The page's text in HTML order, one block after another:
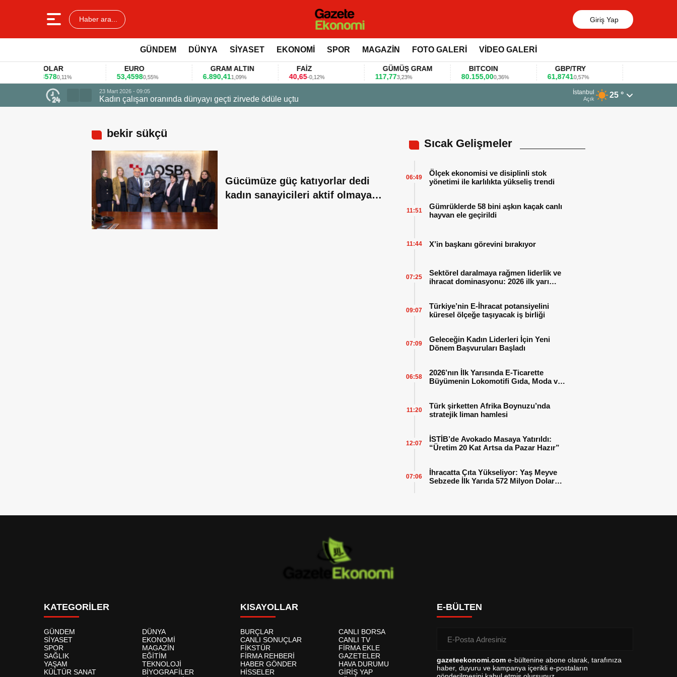
Haber ara... Giriş Yap
GÜNDEM DÜNYA SİYASET EKONOMİ SPOR MAGAZİN FOTO GALERİ VİDEO GALERİ
0,11%
EURO
53,45980,55%
GRAM ALTIN
6.890,411,09% -0,12%
GÜMÜŞ GRAM
117,773,23%
BITCOIN
80.155,000,36%
GBP/TRY
61,87410,57%
23 Mart 2026 - 09:05
Kadın çalışan oranında dünyayı geçti zirvede ödüle uçtu Firmalar gıda fuarlarını bu anket ile değerlendirdi
İstanbul
Açık 25 °
bekir sükçü
Gücümüze güç katıyorlar dedi
kadın sanayicileri aktif olmaya
Sıcak Gelişmeler
Ölçek ekonomisi ve disiplinli stok
yönetimi ile karlılıkta yükseliş trendi
06:49
Gümrüklerde 58 bini aşkın kaçak canlı
hayvan ele geçirildi
11:51
X’in başkanı görevini bırakıyor
11:44
Sektörel daralmaya rağmen liderlik ve
ihracat dominasyonu: 2026 ilk yarı
07:25
Türkiye’nin E-İhracat potansiyelini
küresel ölçeğe taşıyacak iş birliği
09:07
Geleceğin Kadın Liderleri İçin Yeni
Dönem Başvuruları Başladı
07:09
2026’nın İlk Yarısında E-Ticarette
Büyümenin Lokomotifi Gıda, Moda ve
06:58
Türk şirketten Afrika Boynuzu’nda
stratejik liman hamlesi
11:20
İSTİB’de Avokado Masaya Yatırıldı:
“Üretim 20 Kat Artsa da Pazar Hazır”
12:07
İhracatta Çıta Yükseliyor: Yaş Meyve
Sebzede İlk Yarıda 572 Milyon Dolar
07:06
KATEGORİLER
GÜNDEM
DÜNYA
SİYASET
EKONOMİ
SPOR
MAGAZİN
SAĞLIK
EĞİTİM
YAŞAM
TEKNOLOJİ
KÜLTÜR SANAT
BİYOGRAFİLER
KISAYOLLAR
BURÇLAR
CANLI BORSA
CANLI SONUÇLAR
CANLI TV
FİKSTÜR
FİRMA EKLE
FİRMA REHBERİ
GAZETELER
HABER GÖNDER
HAVA DURUMU
HİSSELER
GİRİŞ YAP
E-BÜLTEN
gazeteekonomi.com e-bültenine abone olarak, tarafınıza
haber, duyuru ve kampanya içerikli e-postaların